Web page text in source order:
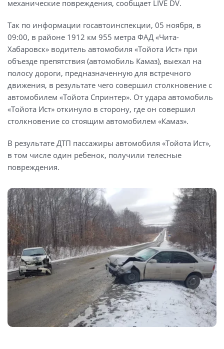
механические повреждения, сообщает LIVE DV.
Так по информации госавтоинспекции, 05 ноября, в
09:00, в районе 1912 км 955 метра ФАД «Чита-
Хабаровск» водитель автомобиля «Тойота Ист» при
объезде препятствия (автомобиль Камаз), выехал на
полосу дороги, предназначенную для встречного
движения, в результате чего совершил столкновение с
автомобилем «Тойота Спринтер». От удара автомобиль
«Тойота Ист» откинуло в сторону, где он совершил
столкновение со стоящим автомобилем «Камаз».
В результате ДТП пассажиры автомобиля «Тойота Ист»,
в том числе один ребенок, получили телесные
повреждения.